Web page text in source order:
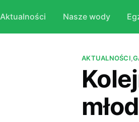
Aktualności Nasze wody
AKTUALNOŚCI,